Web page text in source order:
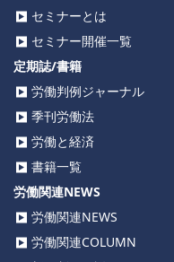
セミナーとは
セミナー開催一覧
定期誌/書籍
労働判例ジャーナル
季刊労働法
労働と経済
書籍一覧
労働関連NEWS
労働関連NEWS
労働関連COLUMN